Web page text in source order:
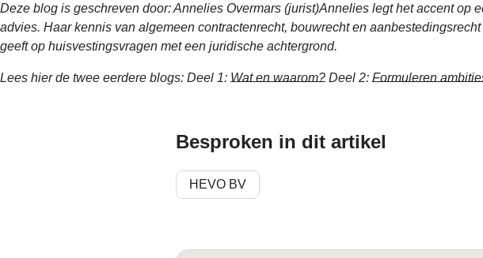
Deze blog is geschreven door: Annelies Overmars (jurist)Annelies legt het accent
advies. Haar kennis van algemeen contractenrecht, bouwrecht en
geeft op huisvestingsvragen met een juridische achtergrond.
Lees hier de twee eerdere blogs: Deel 1: Wat en waarom? Deel 2: Formuleren
Besproken in dit artikel
HEVO BV